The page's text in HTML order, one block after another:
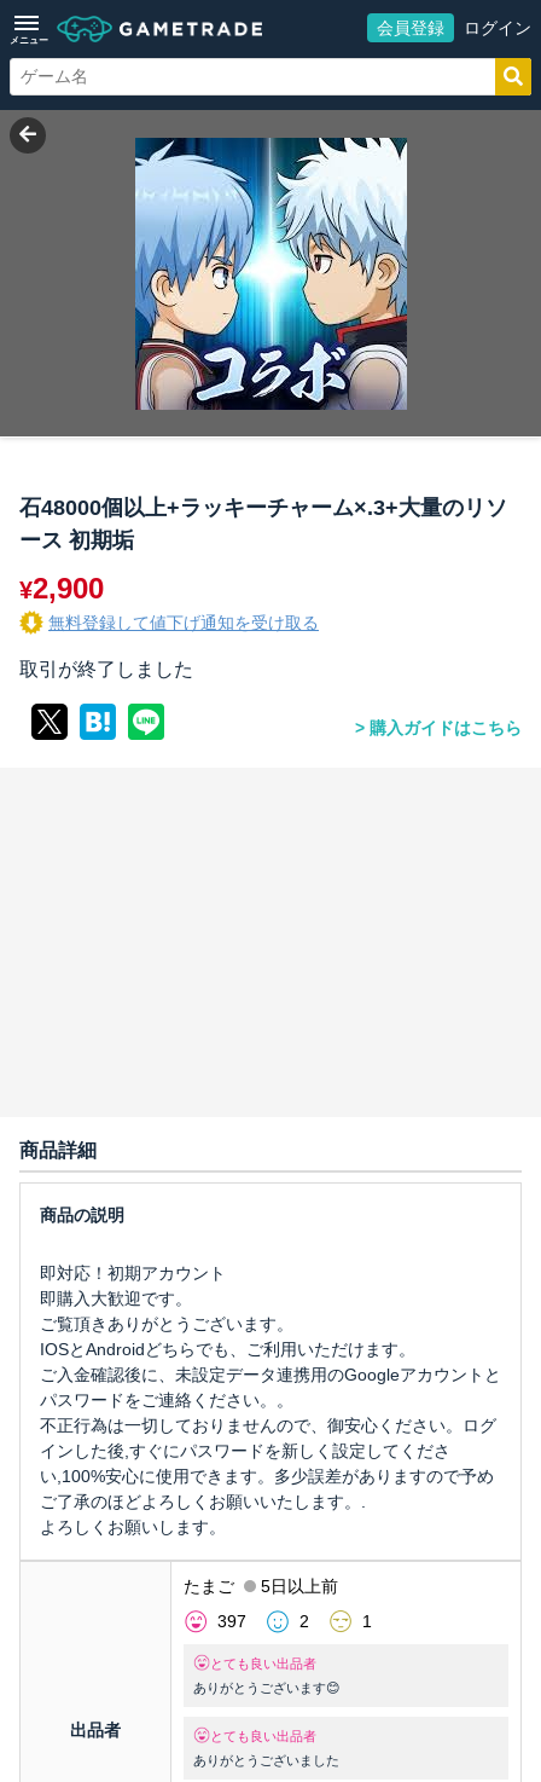
メニュー
会員登録 ログイン
石48000個以上+ラッキーチャーム×.3+大量のリソ
ース 初期垢
¥2,900
無料登録して値下げ通知を受け取る
取引が終了しました
購入ガイドはこちら
商品詳細
即対応！初期アカウント
即購入大歓迎です。
ご覧頂きありがとうございます。
IOSとAndroidどちらでも、ご利用いただけます。
ご入金確認後に、未設定データ連携用のGoogleアカウントと
パスワードをご連絡ください。。
不正行為は一切しておりませんので、御安心ください。ログ
インした後,すぐにパスワードを新しく設定してくださ
い,100%安心に使用できます。多少誤差がありますので予め
ご了承のほどよろしくお願いいたします。.
よろしくお願いします。
出品者
たまご
5日以上前
397
2 1
とても良い出品者
ありがとうございます😊
とても良い出品者
ありがとうございました